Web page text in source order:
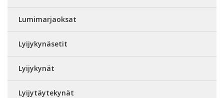
Lumimarjaoksat
Lyijykynäsetit
Lyijykynät
Lyijytäytekynät